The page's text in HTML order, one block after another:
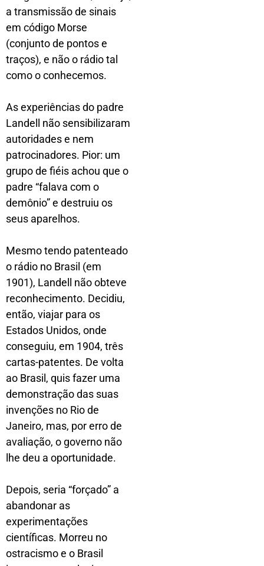
a transmissão de sinais
em código Morse
(conjunto de pontos e
traços), e não o rádio tal
como o conhecemos.
As experiências do padre
Landell não sensibilizaram
autoridades e nem
patrocinadores. Pior: um
grupo de fiéis achou que o
padre “falava com o
demônio” e destruiu os
seus aparelhos.
Mesmo tendo patenteado
o rádio no Brasil (em
1901), Landell não obteve
reconhecimento. Decidiu,
então, viajar para os
Estados Unidos, onde
conseguiu, em 1904, três
cartas-patentes. De volta
ao Brasil, quis fazer uma
demonstração das suas
invenções no Rio de
Janeiro, mas, por erro de
avaliação, o governo não
lhe deu a oportunidade.
Depois, seria “forçado” a
abandonar as
experimentações
científicas. Morreu no
ostracismo e o Brasil